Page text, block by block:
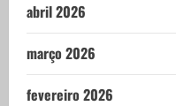
abril 2026
março 2026
fevereiro 2026